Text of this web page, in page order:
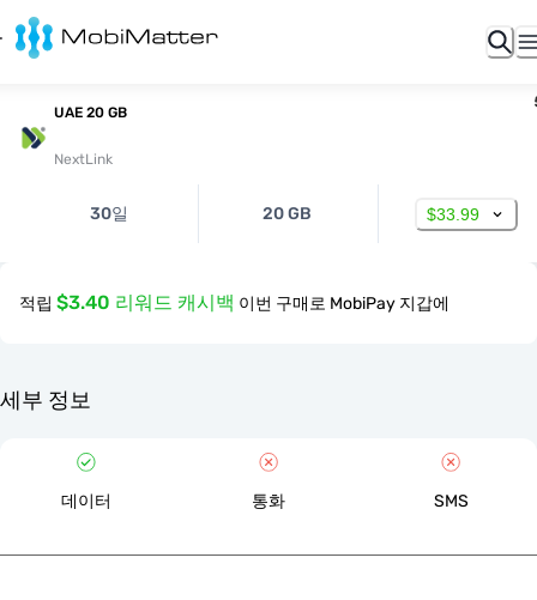
UAE 20 GB
NextLink
30일 20 GB $33.99
적립 $3.40 리워드 캐시백 이번 구매로 MobiPay 지갑에
세부 정보
데이터 통화 SMS